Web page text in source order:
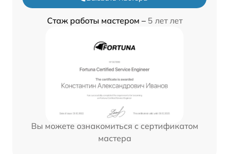
Стаж работы мастером – 5 лет лет
Вы можете ознакомиться с сертификатом
мастера